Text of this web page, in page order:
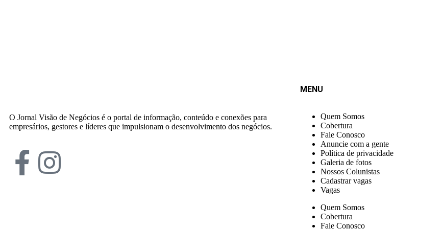
O Jornal Visão de Negócios é o portal de informação, conteúdo e conexões para
empresários, gestores e líderes que impulsionam o desenvolvimento dos negócios.
MENU
Quem Somos
Cobertura
Fale Conosco
Anuncie com a gente
Política de privacidade
Galeria de fotos
Nossos Colunistas
Cadastrar vagas
Vagas
Quem Somos
Cobertura
Fale Conosco